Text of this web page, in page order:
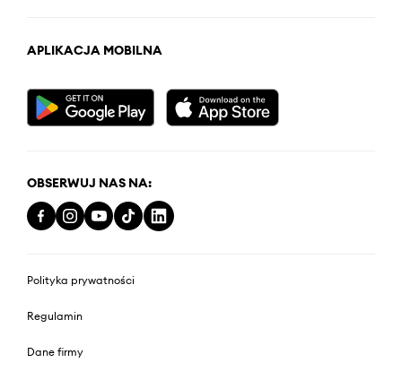
APLIKACJA MOBILNA
OBSERWUJ NAS NA:
Polityka prywatności
Regulamin
Dane firmy